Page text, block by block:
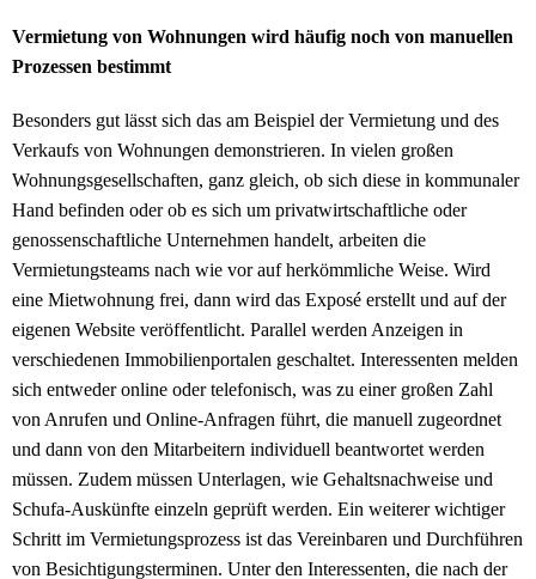
Vermietung von Wohnungen wird häufig noch von manuellen
Prozessen bestimmt
Besonders gut lässt sich das am Beispiel der Vermietung und des
Verkaufs von Wohnungen demonstrieren. In vielen großen
Wohnungsgesellschaften, ganz gleich, ob sich diese in kommunaler
Hand befinden oder ob es sich um privatwirtschaftliche oder
genossenschaftliche Unternehmen handelt, arbeiten die
Vermietungsteams nach wie vor auf herkömmliche Weise. Wird
eine Mietwohnung frei, dann wird das Exposé erstellt und auf der
eigenen Website veröffentlicht. Parallel werden Anzeigen in
verschiedenen Immobilienportalen geschaltet. Interessenten melden
sich entweder online oder telefonisch, was zu einer großen Zahl
von Anrufen und Online-Anfragen führt, die manuell zugeordnet
und dann von den Mitarbeitern individuell beantwortet werden
müssen. Zudem müssen Unterlagen, wie Gehaltsnachweise und
Schufa-Auskünfte einzeln geprüft werden. Ein weiterer wichtiger
Schritt im Vermietungsprozess ist das Vereinbaren und Durchführen
von Besichtigungsterminen. Unter den Interessenten, die nach der